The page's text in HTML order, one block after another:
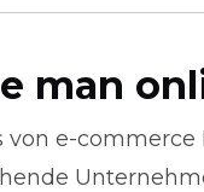
man
von e-commerce